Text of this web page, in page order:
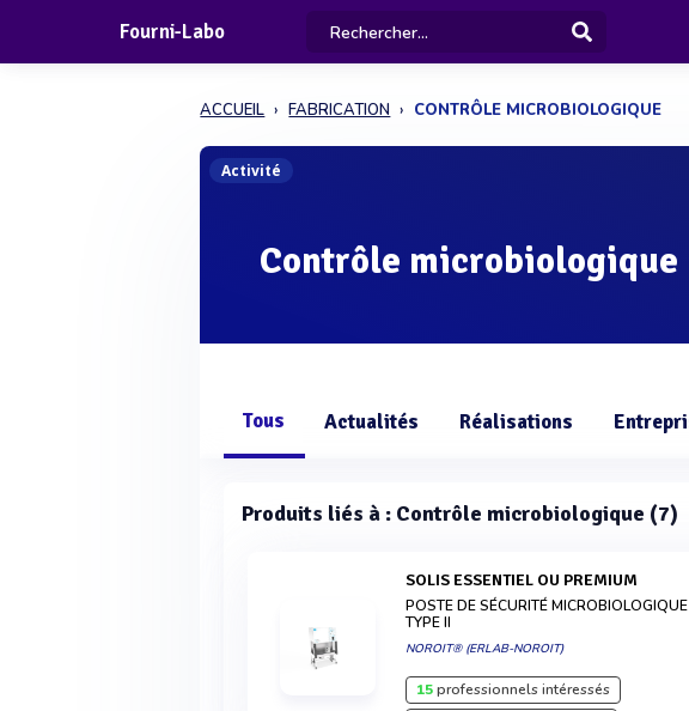
Fourni-Labo
ACCUEIL FABRICATION CONTRÔLE MICROBIOLOGIQUE
Activité
Contrôle microbiologique
Tous Actualités Réalisations
Produits liés à : Contrôle microbiologique (7)
SOLIS ESSENTIEL OU PREMIUM
POSTE DE SÉCURITÉ
TYPE II
NOROIT® (ERLAB-NOROIT)
15professionnels intéressés